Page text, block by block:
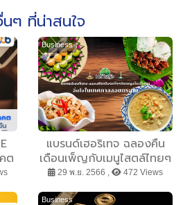
นๆ ที่น่าสนใจ
ต
Business
แบรนด์เฮอริเทจ ฉลองคืน
เดือนเพ็ญกับเมนูไสตล์ไทยๆ
อิ่มอร่อยรับเทศกาลลอย
กระทง
29 พ.ย. 2566 , 472 Views
Business